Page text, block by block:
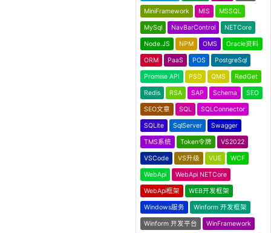
MiniFramework MIS MSSQL
MySql NavBarControl NETCore
Node.JS NPM OMS Oracle资料
ORM PaaS POS PostgreSql
Promise API PSD QMS RedGet
Redis RSA SAP Schema SEO
SEO文章 SQL SQLConnector
SQLite SqlServer Swagger
TMS系统 Token令牌 VS2022
VSCode VS升级 VUE WCF
WebApi WebApi NETCore
WebApi框架 WEB开发框架
Windows服务 Winform 开发框架
Winform 开发平台 WinFramework